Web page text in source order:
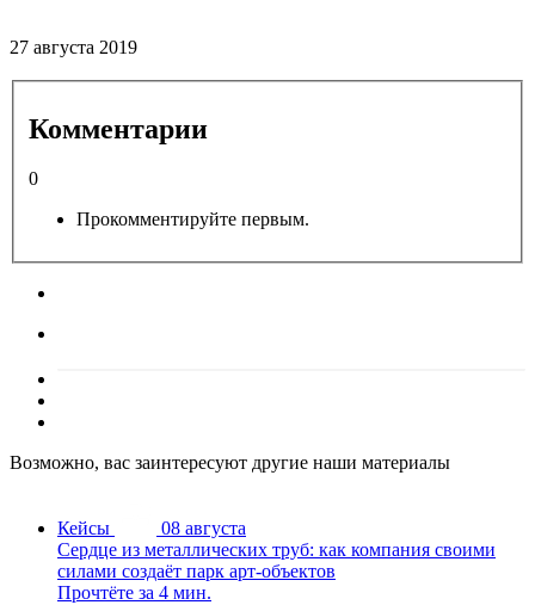
27 августа 2019
Комментарии
0
Прокомментируйте первым.
Возможно, вас заинтересуют другие наши материалы
Кейсы
08 августа
Сердце из металлических труб: как компания своими
силами создаёт парк арт-объектов
Прочтёте за 4 мин.